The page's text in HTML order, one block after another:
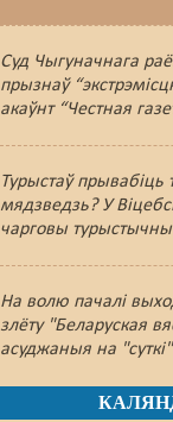
Суд Чыгуначнага
прызнаў
акаўнт “Честная
Турыстаў прывабіць
мядзведзь? У
чарговы турыстычны
На волю пачалі
злёту "Беларуская
асуджаныя на "суткі"